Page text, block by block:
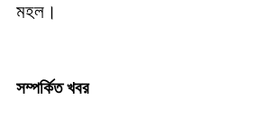
মহল।
সম্পর্কিত খবর